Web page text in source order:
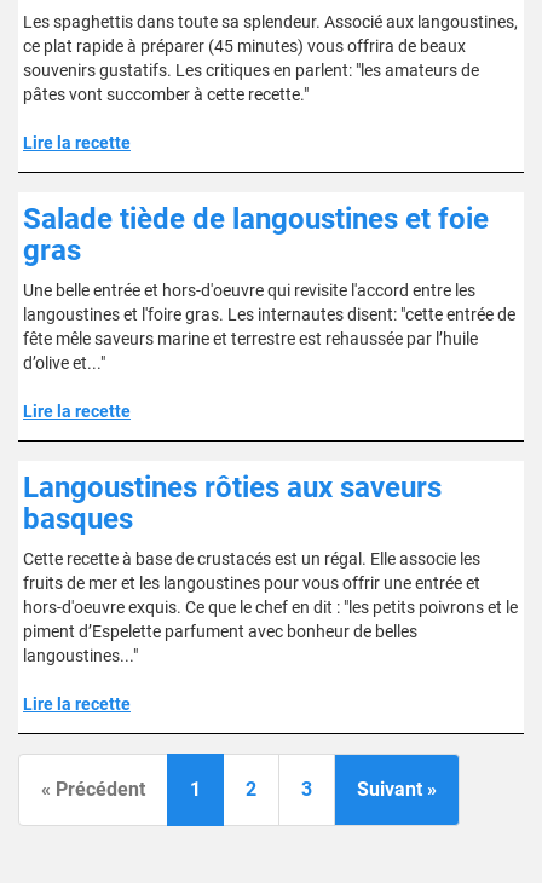
Les spaghettis dans toute sa splendeur. Associé aux langoustines,
ce plat rapide à préparer (45 minutes) vous offrira de beaux
souvenirs gustatifs. Les critiques en parlent: "les amateurs de
pâtes vont succomber à cette recette."
Lire la recette
Salade tiède de langoustines et foie
gras
Une belle entrée et hors-d'oeuvre qui revisite l'accord entre les
langoustines et l'foire gras. Les internautes disent: "cette entrée de
fête mêle saveurs marine et terrestre est rehaussée par l’huile
d’olive et..."
Lire la recette
Langoustines rôties aux saveurs
basques
Cette recette à base de crustacés est un régal. Elle associe les
fruits de mer et les langoustines pour vous offrir une entrée et
hors-d'oeuvre exquis. Ce que le chef en dit : "les petits poivrons et le
piment d’Espelette parfument avec bonheur de belles
langoustines..."
Lire la recette
« Précédent 1 2 3 Suivant »